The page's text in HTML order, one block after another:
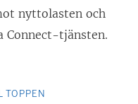
nyttolasten och
Connect-tjänsten.
TOPPEN